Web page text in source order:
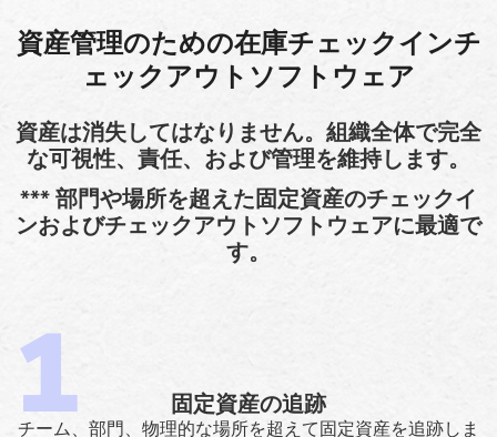
資産管理のための在庫チェックインチ
ェックアウトソフトウェア
資産は消失してはなりません。組織全体で完全
な可視性、責任、および管理を維持します。
*** 部門や場所を超えた固定資産のチェックイ
ンおよびチェックアウトソフトウェアに最適で
す。
固定資産の追跡
チーム、部門、物理的な場所を超えて固定資産を追跡しま